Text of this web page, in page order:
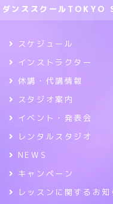
ダンススクールTOKYO
スケジュール
インストラクター
休講・代講情報
スタジオ案内
イベント・発表会
レンタルスタジオ
NEWS
キャンペーン
レッスンに関するお知